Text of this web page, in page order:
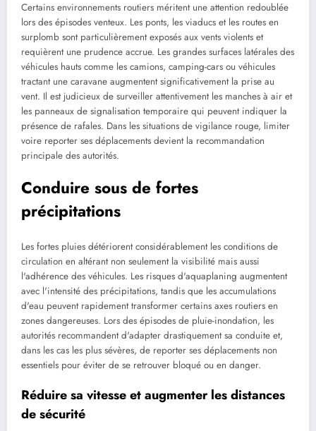
Certains environnements routiers méritent une attention redoublée
lors des épisodes venteux. Les ponts, les viaducs et les routes en
surplomb sont particulièrement exposés aux vents violents et
requièrent une prudence accrue. Les grandes surfaces latérales des
véhicules hauts comme les camions, camping-cars ou véhicules
tractant une caravane augmentent significativement la prise au
vent. Il est judicieux de surveiller attentivement les manches à air et
les panneaux de signalisation temporaire qui peuvent indiquer la
présence de rafales. Dans les situations de vigilance rouge, limiter
voire reporter ses déplacements devient la recommandation
principale des autorités.
Conduire sous de fortes
précipitations
Les fortes pluies détériorent considérablement les conditions de
circulation en altérant non seulement la visibilité mais aussi
l'adhérence des véhicules. Les risques d'aquaplaning augmentent
avec l'intensité des précipitations, tandis que les accumulations
d'eau peuvent rapidement transformer certains axes routiers en
zones dangereuses. Lors des épisodes de pluie-inondation, les
autorités recommandent d'adapter drastiquement sa conduite et,
dans les cas les plus sévères, de reporter ses déplacements non
essentiels pour éviter de se retrouver bloqué ou en danger.
Réduire sa vitesse et augmenter les distances
de sécurité